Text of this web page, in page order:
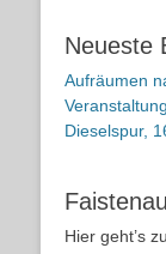
Neueste
Aufräumen
Dieselspur,
Hier geht’s